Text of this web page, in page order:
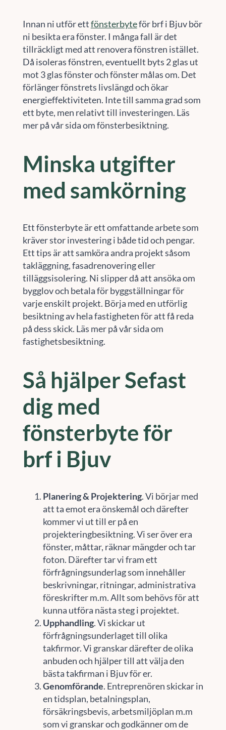
Innan ni utför ettfönsterbyteför brf i Bjuv bör
ni besikta era fönster. I många fall är det
tillräckligt med att renovera fönstren istället.
Då isoleras fönstren, eventuellt byts 2 glas ut
mot 3 glas fönster och fönster målas om. Det
förlänger fönstrets livslängd och ökar
energieffektiviteten. Inte till samma grad som
ett byte, men relativt till investeringen. Läs
mer på vår sida om fönsterbesiktning.
Minska utgifter
med samkörning
Ett fönsterbyte är ett omfattande arbete som
kräver stor investering i både tid och pengar.
Ett tips är att samköra andra projekt såsom
takläggning, fasadrenovering eller
tilläggsisolering. Ni slipper då att ansöka om
bygglov och betala för byggställningar för
varje enskilt projekt. Börja med en utförlig
besiktning av hela fastigheten för att få reda
på dess skick. Läs mer på vår sida om
fastighetsbesiktning.
Så hjälper Sefast
dig med
fönsterbyte för
brf i Bjuv
Planering & Projektering. Vi börjar med
att ta emot era önskemål och därefter
kommer vi ut till er på en
projekteringbesiktning. Vi ser över era
fönster, måttar, räknar mängder och tar
foton. Därefter tar vi fram ett
förfrågningsunderlag som innehåller
beskrivningar, ritningar, administrativa
föreskrifter m.m. Allt som behövs för att
kunna utföra nästa steg i projektet.
Upphandling. Vi skickar ut
förfrågningsunderlaget till olika
takfirmor. Vi granskar därefter de olika
anbuden och hjälper till att välja den
bästa takfirman i Bjuv för er.
Genomförande. Entreprenören skickar in
en tidsplan, betalningsplan,
försäkringsbevis, arbetsmiljöplan m.m
som vi granskar och godkänner om de